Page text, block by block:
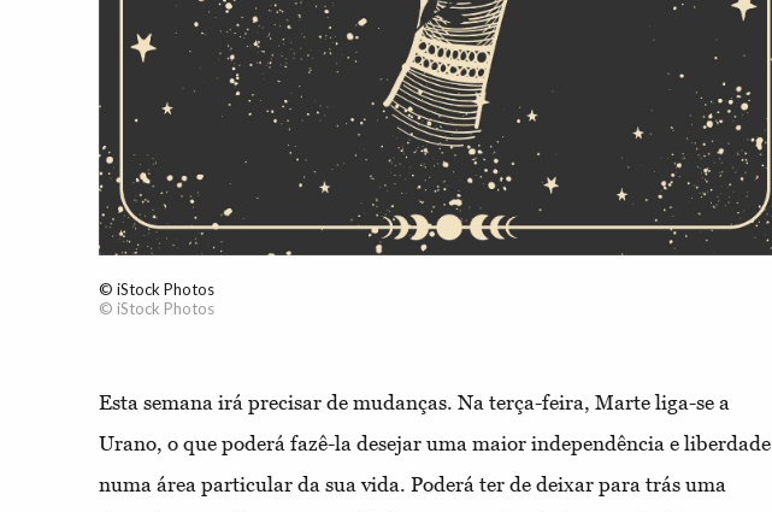
© iStock Photos
© iStock Photos
Esta semana irá precisar de mudanças. Na terça-feira, Marte liga-se a
Urano, o que poderá fazê-la desejar uma maior independência e liberdade
numa área particular da sua vida. Poderá ter de deixar para trás uma